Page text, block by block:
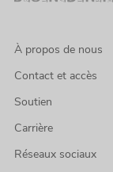
À propos de nous
Contact et accès
Soutien
Carrière
Réseaux sociaux